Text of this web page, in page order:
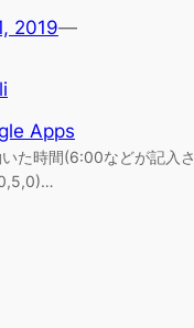
2019—
Apps
た時間(6:00などが記入さ